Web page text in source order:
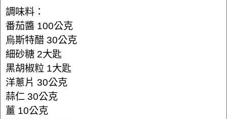
調味料：
番茄醬 100公克
烏斯特醋 30公克
細砂糖 2大匙
黑胡椒粒 1大匙
洋蔥片 30公克
蒜仁 30公克
薑 10公克